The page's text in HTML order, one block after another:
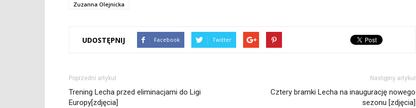
Zuzanna Olejnicka
UDOSTĘPNIJ Facebook Twitter
Poprzedni artykuł
Trening Lecha przed eliminacjami do Ligi
Europy[zdjęcia]
Następny artykuł
Cztery bramki Lecha na inaugurację nowego
sezonu [zdjęcia]